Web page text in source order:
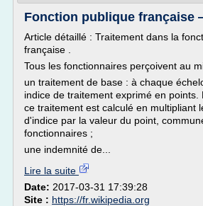
Fonction publique française
Article détaillé : Traitement dans la
française .
Tous les fonctionnaires perçoivent au
un traitement de base : à chaque
indice de traitement exprimé en
ce traitement est calculé en multipliant
d'indice par la valeur du point,
fonctionnaires ;
une indemnité de...
Lire la suite
Date: 2017-03-31 17:39:28
Site : https://fr.wikipedia.org